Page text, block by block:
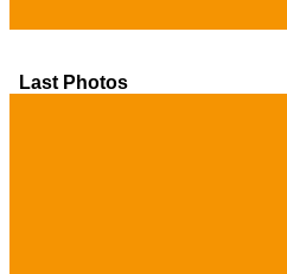
Last Photos